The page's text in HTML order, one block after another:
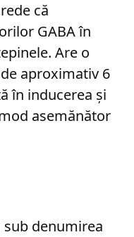
că
GABA în
Are o
aproximativ 6
în inducerea și
asemănător
denumirea